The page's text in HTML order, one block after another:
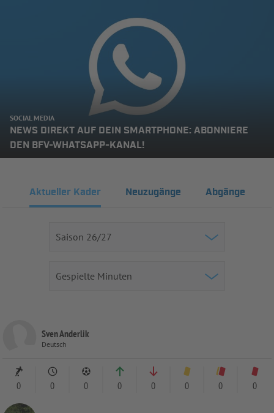
SOCIAL MEDIA
NEWS DIREKT AUF DEIN SMARTPHONE: ABONNIERE
DEN BFV-WHATSAPP-KANAL!
Aktueller Kader Neuzugänge Abgänge
Sven Anderlik
Deutsch
0 0 0 0 0 0 0 0